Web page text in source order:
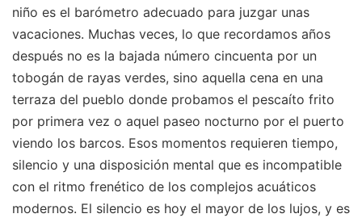
niño es el barómetro adecuado para juzgar unas
vacaciones. Muchas veces, lo que recordamos años
después no es la bajada número cincuenta por un
tobogán de rayas verdes, sino aquella cena en una
terraza del pueblo donde probamos el pescaíto frito
por primera vez o aquel paseo nocturno por el puerto
viendo los barcos. Esos momentos requieren tiempo,
silencio y una disposición mental que es incompatible
con el ritmo frenético de los complejos acuáticos
modernos. El silencio es hoy el mayor de los lujos, y es